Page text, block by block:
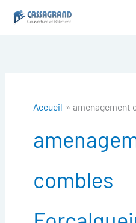
Accueil amenagement
combles